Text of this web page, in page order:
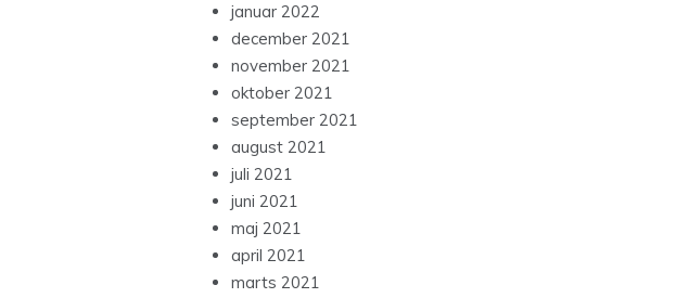
januar 2022
december 2021
november 2021
oktober 2021
september 2021
august 2021
juli 2021
juni 2021
maj 2021
april 2021
marts 2021